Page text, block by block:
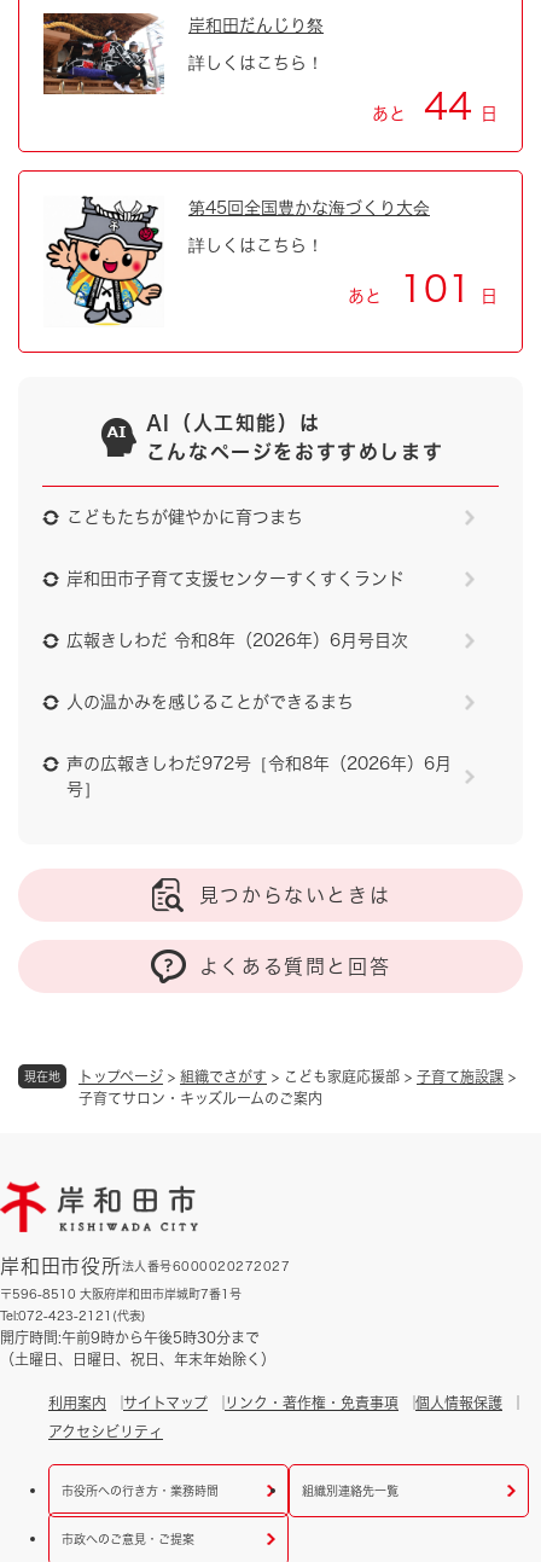
現在地 トップページ > 組織でさがす > こども家庭応援部 > 子育て施設課 >
子育てサロン・キッズルームのご案内
岸和田だんじり祭
詳しくはこちら！
あと 44 日
第45回全国豊かな海づくり大会
詳しくはこちら！
あと 101 日
AI（人工知能）は
こんなページをおすすめします
こどもたちが健やかに育つまち
岸和田市子育て支援センターすくすくランド
広報きしわだ 令和8年（2026年）6月号目次
人の温かみを感じることができるまち
声の広報きしわだ972号［令和8年（2026年）6月
号］
見つからないときは
よくある質問と回答
岸和田市役所法人番号6000020272027
〒596-8510 大阪府岸和田市岸城町7番1号
Tel:072-423-2121(代表)
開庁時間:午前9時から午後5時30分まで
（土曜日、日曜日、祝日、年末年始除く）
利用案内 サイトマップ リンク・著作権・免責事項
個人情報保護
アクセシビリティ
市役所への行き方・業務時間 組織別連絡先一覧
市政へのご意見・ご提案